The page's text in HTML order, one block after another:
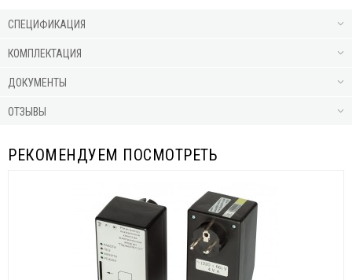
СПЕЦИФИКАЦИЯ
КОМПЛЕКТАЦИЯ
ДОКУМЕНТЫ
ОТЗЫВЫ
РЕКОМЕНДУЕМ ПОСМОТРЕТЬ